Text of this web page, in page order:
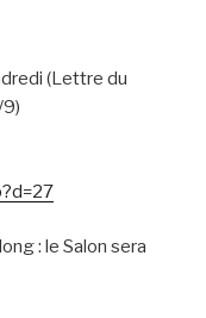
(Lettre du
: le Salon sera